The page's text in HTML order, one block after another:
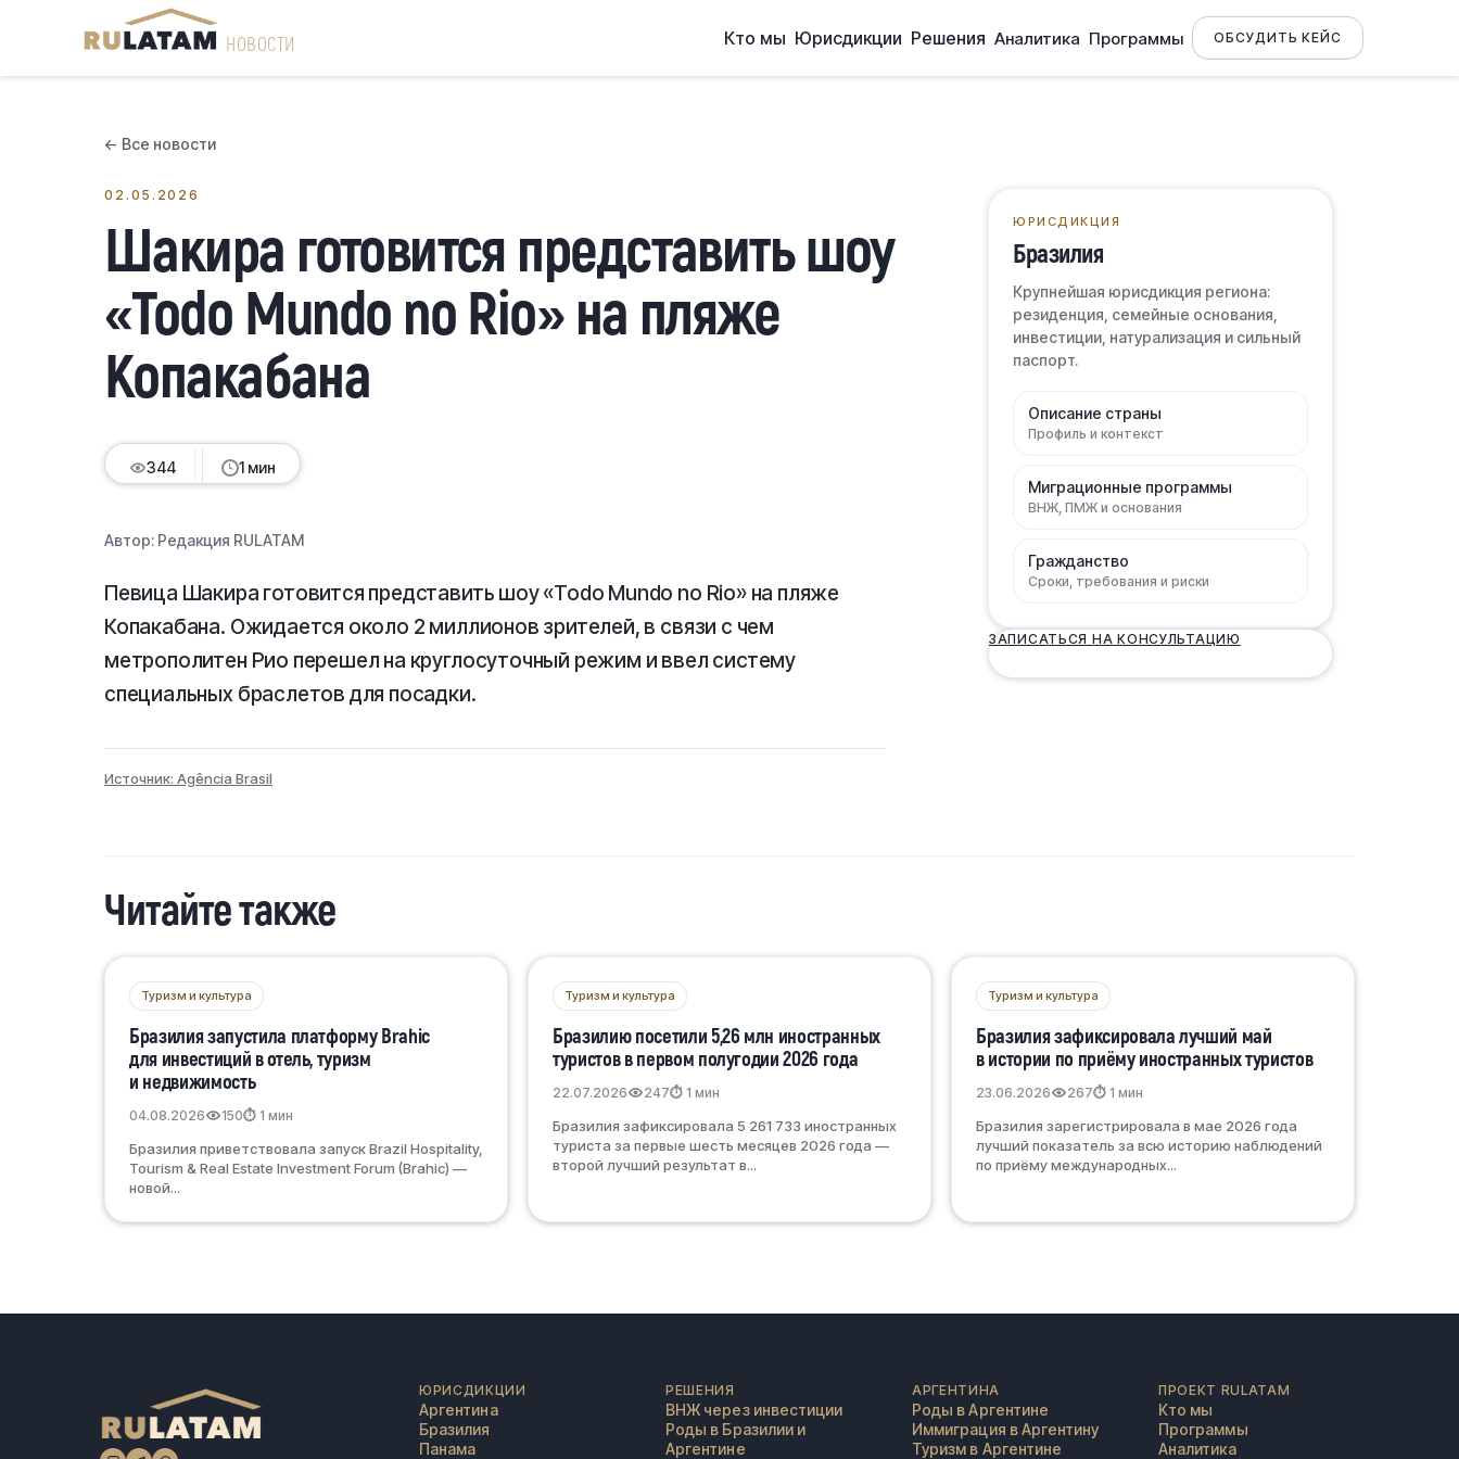
НОВОСТИ Кто мы Юрисдикции Решения Аналитика Программы ОБСУДИТЬ КЕЙС
← Все новости
02.05.2026
Шакира готовится представить шоу
«Todo Mundo no Rio» на пляже
Копакабана
344 1 мин
Автор: Редакция RULATAM
Певица Шакира готовится представить шоу «Todo Mundo no Rio» на пляже
Копакабана. Ожидается около 2 миллионов зрителей, в связи с чем
метрополитен Рио перешел на круглосуточный режим и ввел систему
специальных браслетов для посадки.
Источник: Agência Brasil
ЮРИСДИКЦИЯ
Бразилия
Крупнейшая юрисдикция региона:
резиденция, семейные основания,
инвестиции, натурализация и сильный
паспорт.
Описание страны
Профиль и контекст
Миграционные программы
ВНЖ, ПМЖ и основания
Гражданство
Сроки, требования и риски
ЗАПИСАТЬСЯ НА КОНСУЛЬТАЦИЮ
Читайте также
Туризм и культура
Бразилия запустила платформу Brahic
для инвестиций в отель, туризм
и недвижимость
04.08.2026 150⏱ 1 мин
Бразилия приветствовала запуск Brazil Hospitality,
Tourism & Real Estate Investment Forum (Brahic) —
новой...
Туризм и культура
Бразилию посетили 5,26 млн иностранных
туристов в первом полугодии 2026 года
22.07.2026 247⏱ 1 мин
Бразилия зафиксировала 5 261 733 иностранных
туриста за первые шесть месяцев 2026 года —
второй лучший результат в...
Туризм и культура
Бразилия зафиксировала лучший май
в истории по приёму иностранных туристов
23.06.2026 267⏱ 1 мин
Бразилия зарегистрировала в мае 2026 года
лучший показатель за всю историю наблюдений
по приёму международных...
ЮРИСДИКЦИИ
Аргентина
Бразилия
Панама
РЕШЕНИЯ
ВНЖ через инвестиции
Роды в Бразилии и
Аргентине
АРГЕНТИНА
Роды в Аргентине
Иммиграция в Аргентину
Туризм в Аргентине
ПРОЕКТ RULATAM
Кто мы
Программы
Аналитика